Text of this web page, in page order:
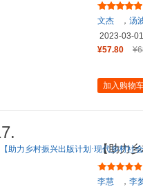
文杰 ， 汤
2023-03-01
¥57.80
加入购物
【助力
理系列
李慧 ， 李